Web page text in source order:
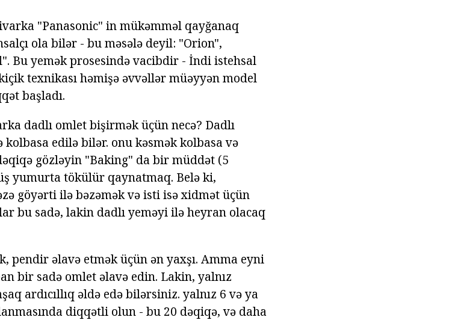
"Panasonic" in mükəmməl qayğanaq
ola bilər - bu məsələ deyil: "Orion",
Bu yemək prosesində vacibdir - İndi istehsal
texnikası həmişə əvvəllər müəyyən model
başladı.
dadlı omlet bişirmək üçün necə? Dadlı
edilə bilər. onu kəsmək kolbasa və
gözləyin "Baking" da bir müddət (5
yumurta tökülür qaynatmaq. Belə ki,
göyərti ilə bəzəmək və isti isə xidmət üçün
bu sadə, lakin dadlı yeməyi ilə heyran olacaq
pendir əlavə etmək üçün ən yaxşı. Amma eyni
bir sadə omlet əlavə edin. Lakin, yalnız
ardıcıllıq əldə edə bilərsiniz. yalnız 6 və ya
diqqətli olun - bu 20 dəqiqə, və daha